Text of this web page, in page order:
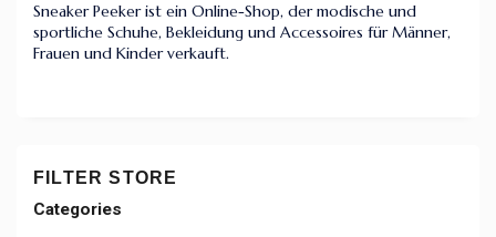
Sneaker Peeker ist ein Online-Shop, der modische und
sportliche Schuhe, Bekleidung und Accessoires für Männer,
Frauen und Kinder verkauft.
FILTER STORE
Categories